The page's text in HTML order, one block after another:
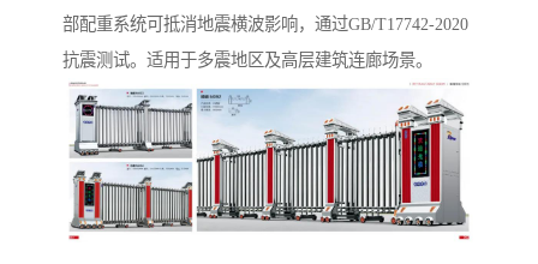
部配重系统可抵消地震横波影响，通过GB/T17742-2020
抗震测试。适用于多震地区及高层建筑连廊场景。